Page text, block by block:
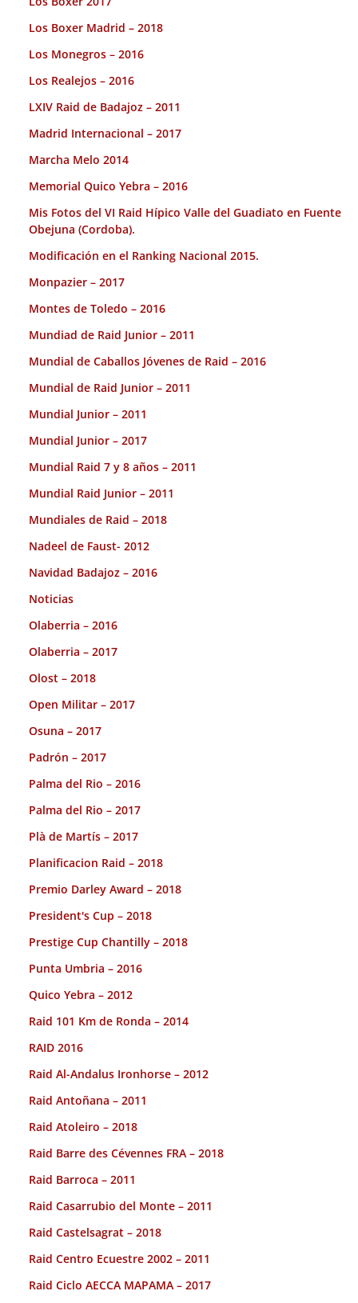
Los Boxer Madrid – 2018
Los Monegros – 2016
Los Realejos – 2016
LXIV Raid de Badajoz – 2011
Madrid Internacional – 2017
Marcha Melo 2014
Memorial Quico Yebra – 2016
Mis Fotos del VI Raid Hípico Valle del Guadiato en Fuente
Obejuna (Cordoba).
Modificación en el Ranking Nacional 2015.
Monpazier – 2017
Montes de Toledo – 2016
Mundiad de Raid Junior – 2011
Mundial de Caballos Jóvenes de Raid – 2016
Mundial de Raid Junior – 2011
Mundial Junior – 2011
Mundial Junior – 2017
Mundial Raid 7 y 8 años – 2011
Mundial Raid Junior – 2011
Mundiales de Raid – 2018
Nadeel de Faust- 2012
Navidad Badajoz – 2016
Noticias
Olaberria – 2016
Olaberria – 2017
Olost – 2018
Open Militar – 2017
Osuna – 2017
Padrón – 2017
Palma del Rio – 2016
Palma del Rio – 2017
Plà de Martís – 2017
Planificacion Raid – 2018
Premio Darley Award – 2018
President's Cup – 2018
Prestige Cup Chantilly – 2018
Punta Umbria – 2016
Quico Yebra – 2012
Raid 101 Km de Ronda – 2014
RAID 2016
Raid Al-Andalus Ironhorse – 2012
Raid Antoñana – 2011
Raid Atoleiro – 2018
Raid Barre des Cévennes FRA – 2018
Raid Barroca – 2011
Raid Casarrubio del Monte – 2011
Raid Castelsagrat – 2018
Raid Centro Ecuestre 2002 – 2011
Raid Ciclo AECCA MAPAMA – 2017